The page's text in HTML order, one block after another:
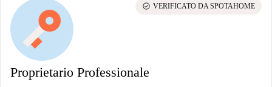
Proprietario Professionale
check_circle VERIFICATO DA SPOTAHOME